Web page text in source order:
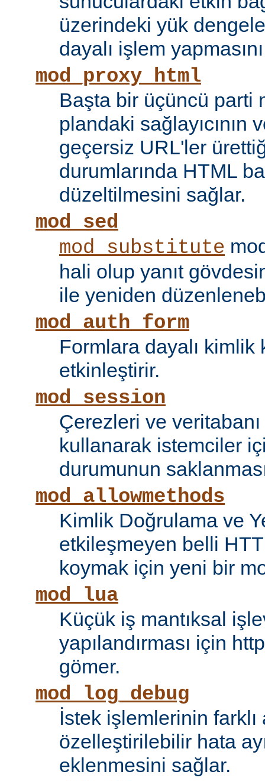
üzerindeki yük
dayalı işlem
mod_proxy_html
Başta bir üçüncü parti
plandaki sağlayıcının
geçersiz URL'ler
durumlarında HTML
düzeltilmesini sağlar.
mod_sed
mod_substitute
hali olup yanıt
ile yeniden
mod_auth_form
Formlara dayalı kimlik
etkinleştirir.
mod_session
Çerezleri ve
kullanarak istemciler
durumunun
mod_allowmethods
Kimlik Doğrulama ve
etkileşmeyen belli
koymak için yeni bir
mod_lua
Küçük iş mantıksal
yapılandırması için
gömer.
mod_log_debug
İstek işlemlerinin farklı
özelleştirilebilir hata
eklenmesini sağlar.